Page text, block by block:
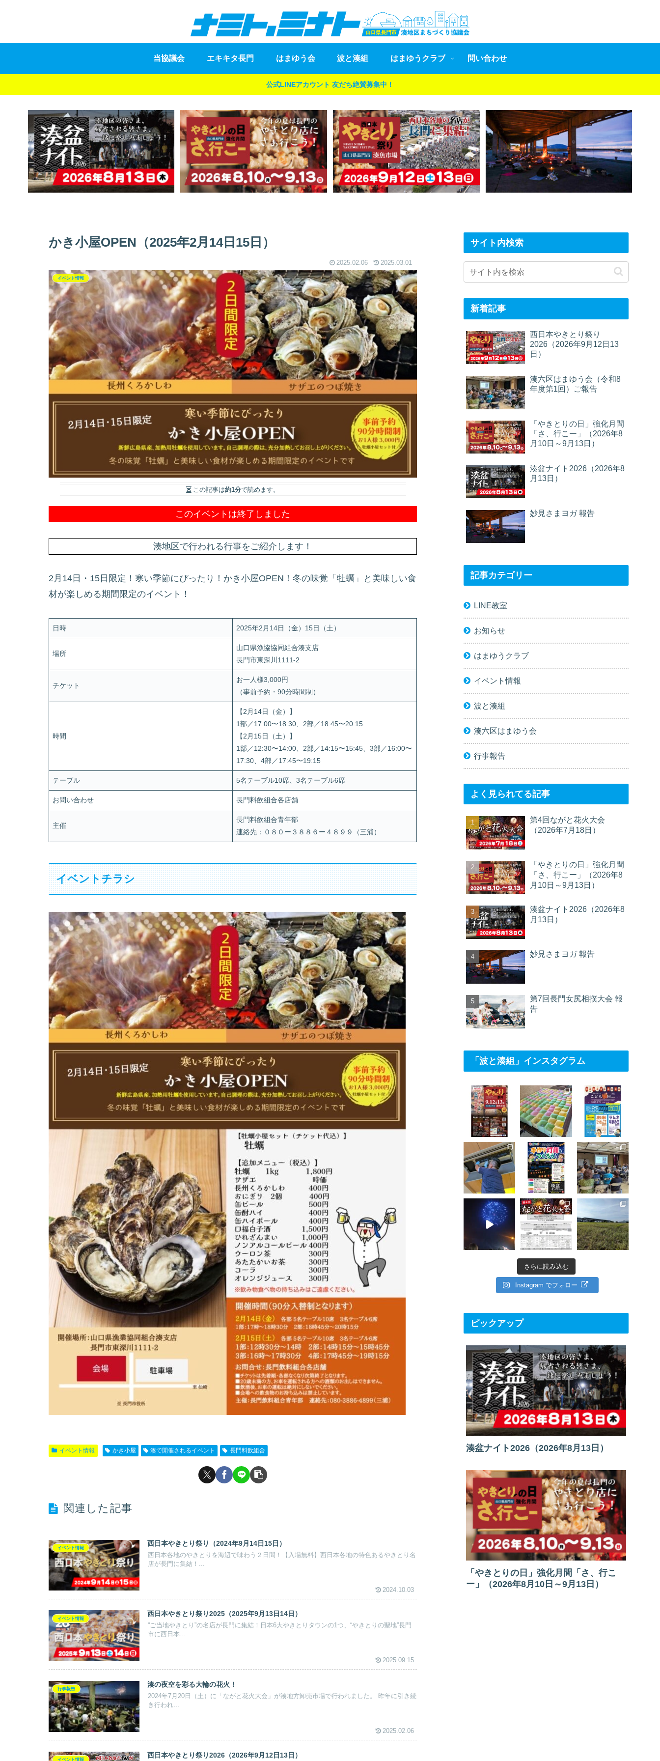
当協議会 エキキタ長門 はまゆう会 波と湊組 はまゆうクラブ 問い合わせ
公式LINEアカウント 友だち絶賛募集中！
かき小屋OPEN（2025年2月14日15日）
2025.02.06 2025.03.01
イベント情報
この記事は約1分で読めます。
このイベントは終了しました
湊地区で行われる行事をご紹介します！
2月14日・15日限定！寒い季節にぴったり！かき小屋OPEN！冬の味覚「牡蠣」と美味しい食
材が楽しめる期間限定のイベント！
日時 2025年2月14日（金）15日（土）
場所
山口県漁協協同組合湊支店
長門市東深川1111-2
チケット
お一人様3,000円
（事前予約・90分時間制）
時間
【2月14日（金）】
1部／17:00〜18:30、2部／18:45〜20:15
【2月15日（土）】
1部／12:30〜14:00、2部／14:15〜15:45、3部／16:00〜
17:30、4部／17:45〜19:15
テーブル 5名テーブル10席、3名テーブル6席
お問い合わせ 長門料飲組合各店舗
主催
長門料飲組合青年部
連絡先：０８０ー３８８６ー４８９９（三浦）
イベントチラシ
イベント情報 かき小屋 湊で開催されるイベント 長門料飲組合
関連した記事
イベント情報
西日本やきとり祭り（2024年9月14日15日）
西日本各地のやきとりを海辺で味わう２日間！【入場無料】西日本各地の特色あるやきとり名
店が長門に集結！...
2024.10.03
イベント情報
西日本やきとり祭り2025（2025年9月13日14日）
“ご当地やきとり”の名店が長門に集結！日本6大やきとりタウンの1つ、“やきとりの聖地”長門
市に西日本...
2025.09.15
行事報告
湊の夜空を彩る大輪の花火！
2024年7月20日（土）に「ながと花火大会」が湊地方卸売市場で行われました。 昨年に引き続
き行われ...
2025.02.06
イベント情報
西日本やきとり祭り2026（2026年9月12日13日）
サイト内検索
新着記事
西日本やきとり祭り
2026（2026年9月12日13
日）
湊六区はまゆう会（令和8
年度第1回）ご報告
「やきとりの日」強化月間
「さ、行こー」（2026年8
月10日～9月13日）
湊盆ナイト2026（2026年8
月13日）
妙見さまヨガ 報告
記事カテゴリー
LINE教室
お知らせ
はまゆうクラブ
イベント情報
波と湊組
湊六区はまゆう会
行事報告
よく見られてる記事
第4回ながと花火大会
（2026年7月18日）
「やきとりの日」強化月間
「さ、行こー」（2026年8
月10日～9月13日）
湊盆ナイト2026（2026年8
月13日）
妙見さまヨガ 報告
第7回長門女尻相撲大会 報
告
「波と湊組」インスタグラム
さらに読み込む
Instagram でフォロー
ピックアップ
湊盆ナイト2026（2026年8月13日）
「やきとりの日」強化月間「さ、行こ
ー」（2026年8月10日～9月13日）